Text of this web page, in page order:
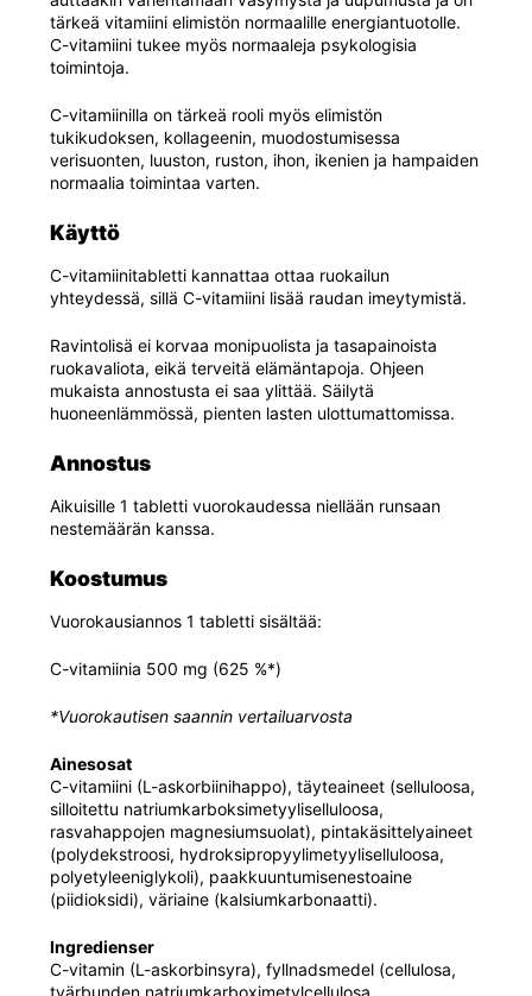
tärkeä vitamiini elimistön normaalille energiantuotolle.
C-vitamiini tukee myös normaaleja psykologisia
toimintoja.
C-vitamiinilla on tärkeä rooli myös elimistön
tukikudoksen, kollageenin, muodostumisessa
verisuonten, luuston, ruston, ihon, ikenien ja hampaiden
normaalia toimintaa varten.
Käyttö
C-vitamiinitabletti kannattaa ottaa ruokailun
yhteydessä, sillä C-vitamiini lisää raudan imeytymistä.
Ravintolisä ei korvaa monipuolista ja tasapainoista
ruokavaliota, eikä terveitä elämäntapoja. Ohjeen
mukaista annostusta ei saa ylittää. Säilytä
huoneenlämmössä, pienten lasten ulottumattomissa.
Annostus
Aikuisille 1 tabletti vuorokaudessa niellään runsaan
nestemäärän kanssa.
Koostumus
Vuorokausiannos 1 tabletti sisältää:
C-vitamiinia 500 mg (625 %*)
*Vuorokautisen saannin vertailuarvosta
Ainesosat
C-vitamiini (L-askorbiinihappo), täyteaineet (selluloosa,
silloitettu natriumkarboksimetyyliselluloosa,
rasvahappojen magnesiumsuolat), pintakäsittelyaineet
(polydekstroosi, hydroksipropyylimetyyliselluloosa,
polyetyleeniglykoli), paakkuuntumisenestoaine
(piidioksidi), väriaine (kalsiumkarbonaatti).
Ingredienser
C-vitamin (L-askorbinsyra), fyllnadsmedel (cellulosa,
tvärbunden natriumkarboximetylcellulosa,